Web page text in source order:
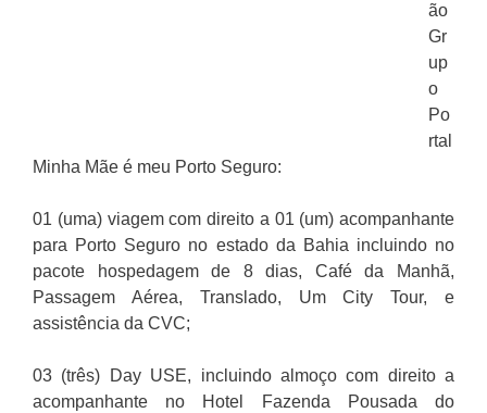
ão
Gr
up
o
Po
rtal
Minha Mãe é meu Porto Seguro:
01 (uma) viagem com direito a 01 (um) acompanhante
para Porto Seguro no estado da Bahia incluindo no
pacote hospedagem de 8 dias, Café da Manhã,
Passagem Aérea, Translado, Um City Tour, e
assistência da CVC;
03 (três) Day USE, incluindo almoço com direito a
acompanhante no Hotel Fazenda Pousada do